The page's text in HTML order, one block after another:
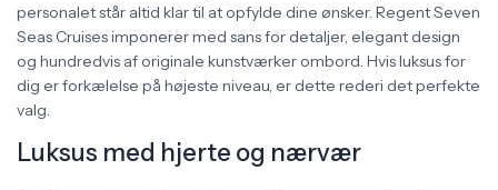
personalet står altid klar til at opfylde dine ønsker. Regent Seven
Seas Cruises imponerer med sans for detaljer, elegant design
og hundredvis af originale kunstværker ombord. Hvis luksus for
dig er forkælelse på højeste niveau, er dette rederi det perfekte
valg.
Luksus med hjerte og nærvær